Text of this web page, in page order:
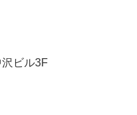
沢ビル3F